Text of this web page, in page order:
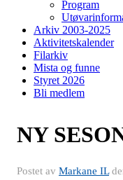
Program
Arkiv 2003-2025
Aktivitetskalender
Filarkiv
Mista og funne
Styret 2026
Bli medlem
NY
Postet av Markane IL